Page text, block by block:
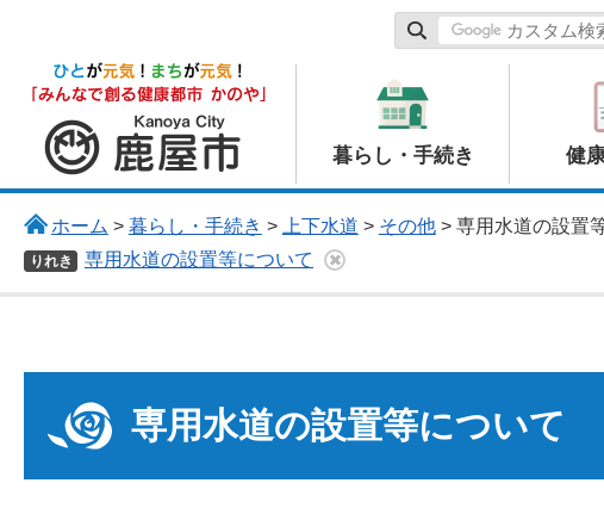
鹿屋市
暮らし・手続き 健
ホーム > 暮らし・手続き > 上下水道 > その他> 専用水道の設置
りれき 専用水道の設置等について
専用水道の設置等について